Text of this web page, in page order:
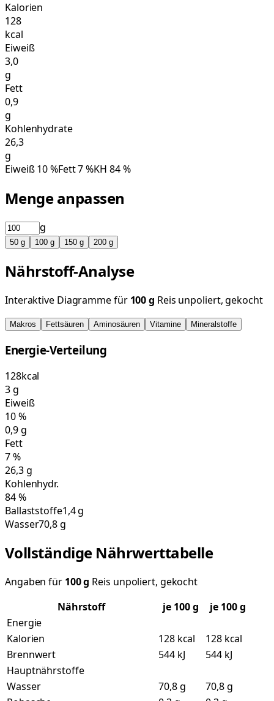
Kalorien
128
kcal
Eiweiß
3,0
g
Fett
0,9
g
Kohlenhydrate
26,3
g
Eiweiß10%Fett7%KH 84%
Menge anpassen
g
50 g 100 g 150 g 200 g
Nährstoff-Analyse
Interaktive Diagramme für 100g Reis unpoliert, gekocht
Makros Fettsäuren Aminosäuren Vitamine Mineralstoffe
Energie-Verteilung
128kcal
3g
Eiweiß
10%
0,9g
Fett
7%
26,3g
Kohlenhydr.
84%
Ballaststoffe1,4 g
Wasser70,8 g
Vollständige Nährwerttabelle
Angaben für 100g Reis unpoliert, gekocht
Nährstoff
je 100g
je 100 g
Energie
Kalorien
128 kcal
128 kcal
Brennwert
544 kJ
544 kJ
Hauptnährstoffe
Wasser
70,8 g
70,8 g